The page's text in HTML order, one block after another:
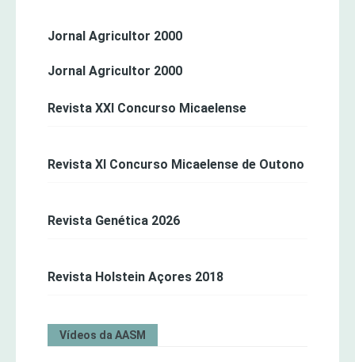
Jornal Agricultor 2000
Jornal Agricultor 2000
Revista XXI Concurso Micaelense
Revista XI Concurso Micaelense de Outono
Revista Genética 2026
Revista Holstein Açores 2018
Vídeos da AASM